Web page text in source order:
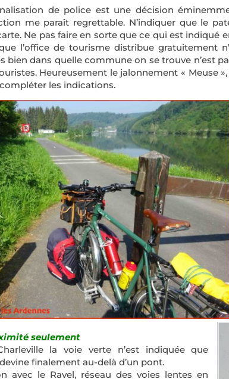
de police est une décision
me paraît regrettable. N’indiquer que le
Ne pas faire en sorte que ce qui est indiqué
l’office de tourisme distribue gratuitement
bien dans quelle commune on se trouve n’est
Heureusement le jalonnement « Meuse
les indications.
seulement
la voie verte n’est indiquée que
finalement au-delà d’un pont.
avec le Ravel, réseau des voies lentes en